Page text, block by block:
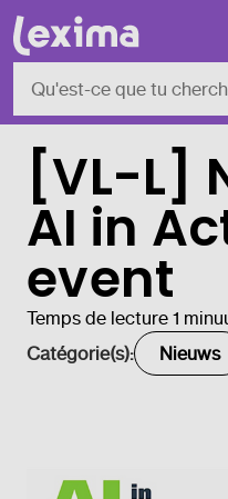
[VL-L]
AI in
event
Temps de lecture 1
Catégorie(s):
Nieuws